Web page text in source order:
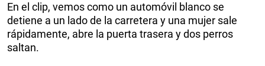
En el clip, vemos como un automóvil blanco se
detiene a un lado de la carretera y una mujer sale
rápidamente, abre la puerta trasera y dos perros
saltan.